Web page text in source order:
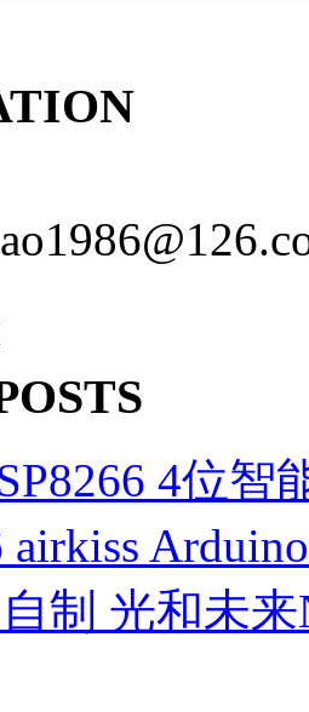
4位智
airkiss
制 光和未来